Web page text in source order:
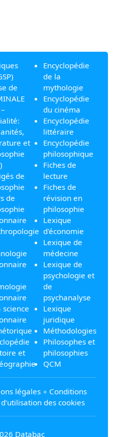
de
et
de
de
science
et
Encyclopédie
de la
mythologie
Encyclopédie
du cinéma
Encyclopédie
littéraire
Encyclopédie
philosophique
Fiches de
lecture
Fiches de
révision en
philosophie
Lexique
d'économie
Lexique de
médecine
Lexique de
psychologie et
de
psychanalyse
Lexique
juridique
Méthodologies
Philosophes et
philosophies
QCM
légales ∘ Conditions
des cookies
Databac